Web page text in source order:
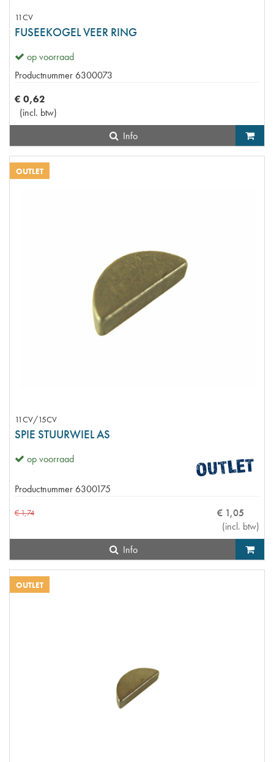
11CV
FUSEEKOGEL VEER RING
op voorraad
Productnummer 6300073
€ 0,62
(incl. btw)
Info
OUTLET
11CV/15CV
SPIE STUURWIEL AS
op voorraad
Productnummer 6300175
€1,74 € 1,05
(incl. btw)
Info
OUTLET